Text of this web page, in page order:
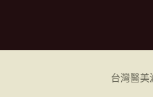
台灣醫美